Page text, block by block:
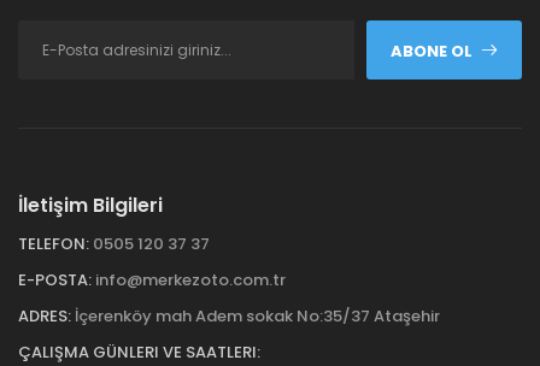
ABONE OL
İletişim Bilgileri
TELEFON: 0505 120 37 37
E-POSTA: info@merkezoto.com.tr
ADRES: İçerenköy mah Adem sokak No:35/37 Ataşehir
ÇALIŞMA GÜNLERI VE SAATLERI: